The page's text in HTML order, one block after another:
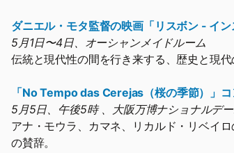
ダニエル・モタ監督の映画「リスボン - イン
5月1日〜4日、オーシャンメイドルーム
伝統と現代性の間を行き来する、歴史と現代
「No Tempo das Cerejas（桜の季節）」コ
5月5日、午後5時 、大阪万博ナショナルデ
アナ・モウラ、カマネ、リカルド・リベイ
の賛辞。